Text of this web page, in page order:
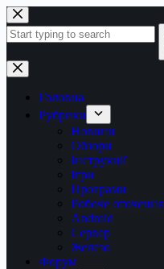
Перейти
до
вмісту
Немає
результатів
Головна
Рубрики
Новини
Обзори
Інструкції
Ігри
Програми
Робоче оточення
Android
Сервер
Железо
Форум